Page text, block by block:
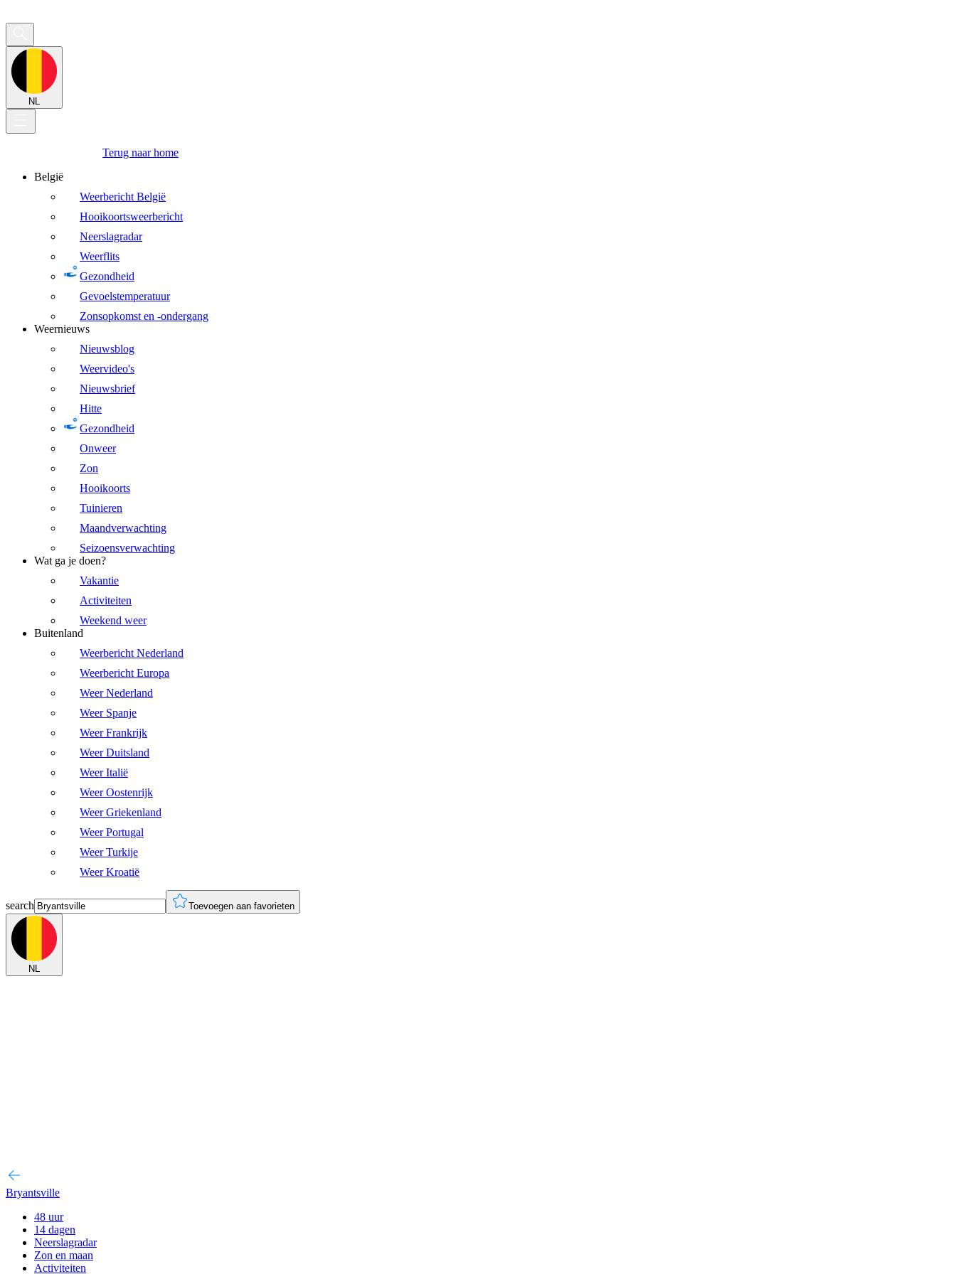
NL
Terug naar home
België
Weerbericht België
Hooikoortsweerbericht
Neerslagradar
Weerflits
Gezondheid
Gevoelstemperatuur
Zonsopkomst en -ondergang
Weernieuws
Nieuwsblog
Weervideo's
Nieuwsbrief
Hitte
Gezondheid
Onweer
Zon
Hooikoorts
Tuinieren
Maandverwachting
Seizoensverwachting
Wat ga je doen?
Vakantie
Activiteiten
Weekend weer
Buitenland
Weerbericht Nederland
Weerbericht Europa
Weer Nederland
Weer Spanje
Weer Frankrijk
Weer Duitsland
Weer Italië
Weer Oostenrijk
Weer Griekenland
Weer Portugal
Weer Turkije
Weer Kroatië
search Toevoegen aan favorieten
NL
Bryantsville
48 uur
14 dagen
Neerslagradar
Zon en maan
Activiteiten